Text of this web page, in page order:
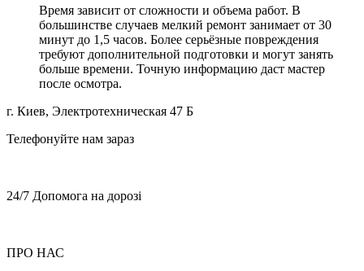
Время зависит от сложности и объема работ. В
большинстве случаев мелкий ремонт занимает от 30
минут до 1,5 часов. Более серьёзные повреждения
требуют дополнительной подготовки и могут занять
больше времени. Точную информацию даст мастер
после осмотра.
г. Киев, Электротехническая 47 Б
Телефонуйте нам зараз
24/7 Допомога на дорозі
ПРО НАС